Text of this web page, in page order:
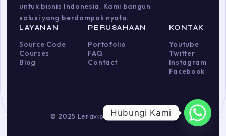
untuk bisnis Indonesia. Kami bangun
solusi yang berdampak nyata.
LAYANAN
Source Code
Courses
Blog
PERUSAHAAN
Portofolio
FAQ
Contact
KONTAK
Youtube
Twitter
Instagram
Facebook
© 2025 Leravio. Hak cipta dilindungi.
Hubungi Kami